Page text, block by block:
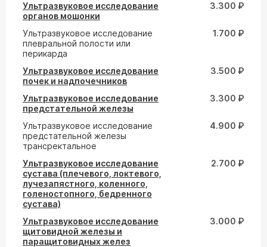
Ультразвуковое исследование
органов мошонки
3.300 ₽
Ультразвуковое исследование
плевральной полости или
перикарда
1.700 ₽
Ультразвуковое исследование
почек и надпочечников
3.500 ₽
Ультразвуковое исследование
предстательной железы
3.300 ₽
Ультразвуковое исследование
предстательной железы
трансректальное
4.900 ₽
Ультразвуковое исследование
сустава (плечевого, локтевого,
лучезапястного, коленного,
голеностопного, бедренного
сустава)
2.700 ₽
Ультразвуковое исследование
щитовидной железы и
паращитовидных желез
3.000 ₽